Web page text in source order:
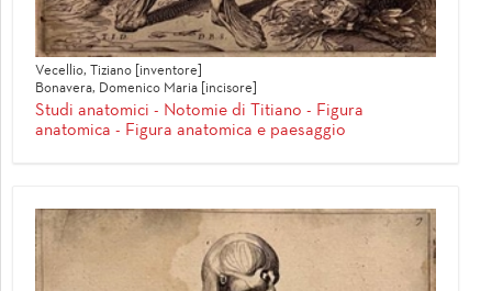
Vecellio, Tiziano [inventore]
Bonavera, Domenico Maria [incisore]
Studi anatomici - Notomie di Titiano - Figura
anatomica - Figura anatomica e paesaggio